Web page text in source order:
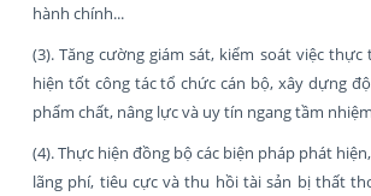
hành chính...
(3). Tăng cường giám sát, kiểm soát việc
hiện tốt công tác tổ chức cán bộ, xây dựng
phẩm chất, nâng lực và uy tín ngang tầm
(4). Thực hiện đồng bộ các biện pháp phát
lãng phí, tiêu cực và thu hồi tài sản bị thất